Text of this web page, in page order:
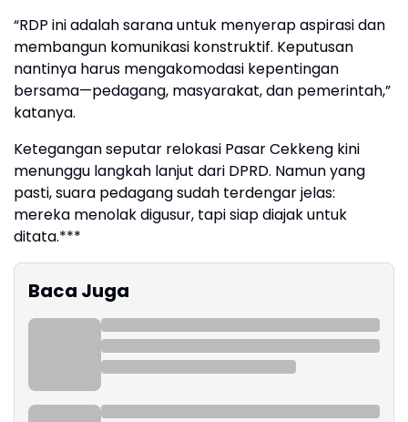
“RDP ini adalah sarana untuk menyerap aspirasi dan
membangun komunikasi konstruktif. Keputusan
nantinya harus mengakomodasi kepentingan
bersama—pedagang, masyarakat, dan pemerintah,”
katanya.
Ketegangan seputar relokasi Pasar Cekkeng kini
menunggu langkah lanjut dari DPRD. Namun yang
pasti, suara pedagang sudah terdengar jelas:
mereka menolak digusur, tapi siap diajak untuk
ditata.***
Baca Juga